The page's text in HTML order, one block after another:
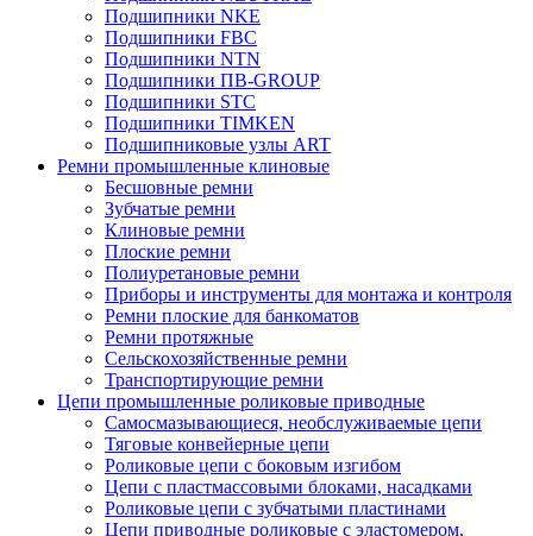
Подшипники NKE
Подшипники FBC
Подшипники NTN
Подшипники ПВ-GROUP
Подшипники STC
Подшипники TIMKEN
Подшипниковые узлы ART
Ремни промышленные клиновые
Бесшовные ремни
Зубчатые ремни
Клиновые ремни
Плоские ремни
Полиуретановые ремни
Приборы и инструменты для монтажа и контроля
Ремни плоские для банкоматов
Ремни протяжные
Сельскохозяйственные ремни
Транспортирующие ремни
Цепи промышленные роликовые приводные
Самосмазывающиеся, необслуживаемые цепи
Тяговые конвейерные цепи
Роликовые цепи с боковым изгибом
Цепи с пластмассовыми блоками, насадками
Роликовые цепи с зубчатыми пластинами
Цепи приводные роликовые с эластомером,